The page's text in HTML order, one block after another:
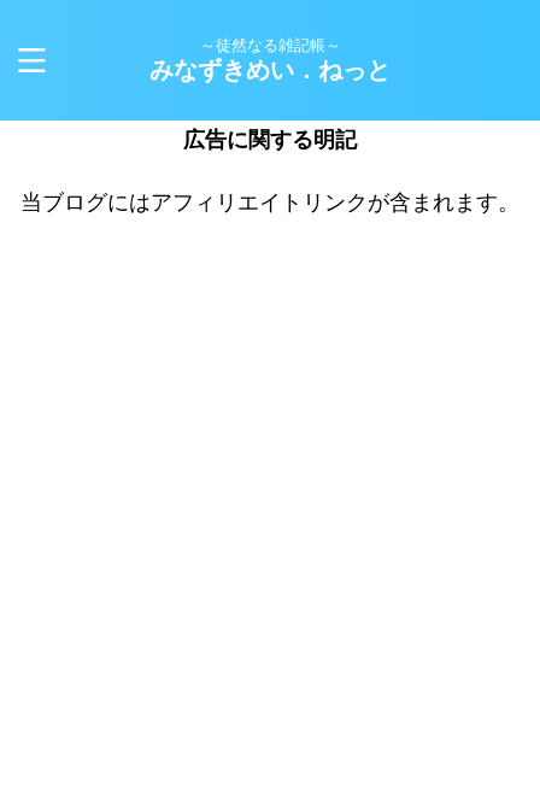
～徒然なる雑記帳～
みなずきめい．ねっと
広告に関する明記
当ブログにはアフィリエイトリンクが含まれます。